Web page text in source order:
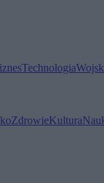
Technologia
ZdrowieKultura